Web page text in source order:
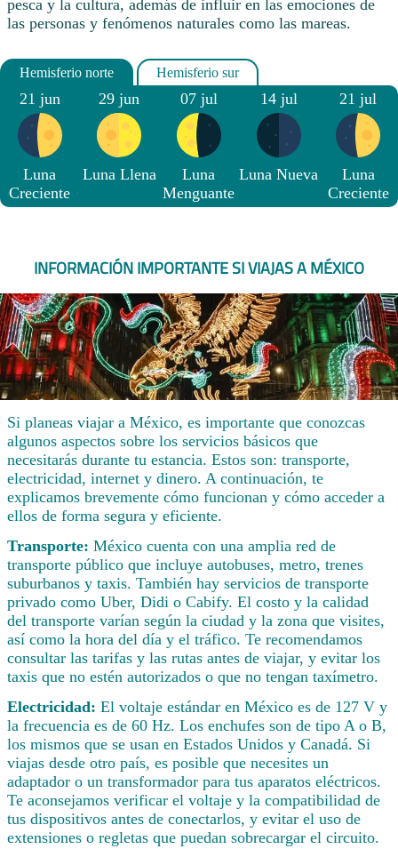
pesca y la cultura, además de influir en las emociones de
las personas y fenómenos naturales como las mareas.
21 jun
Luna
Creciente
29 jun
Luna Llena
07 jul
Luna
Menguante
14 jul
Luna Nueva
21 jul
Luna
Creciente
INFORMACIÓN IMPORTANTE SI VIAJAS A MÉXICO
Si planeas viajar a México, es importante que conozcas
algunos aspectos sobre los servicios básicos que
necesitarás durante tu estancia. Estos son: transporte,
electricidad, internet y dinero. A continuación, te
explicamos brevemente cómo funcionan y cómo acceder a
ellos de forma segura y eficiente.
Transporte: México cuenta con una amplia red de
transporte público que incluye autobuses, metro, trenes
suburbanos y taxis. También hay servicios de transporte
privado como Uber, Didi o Cabify. El costo y la calidad
del transporte varían según la ciudad y la zona que visites,
así como la hora del día y el tráfico. Te recomendamos
consultar las tarifas y las rutas antes de viajar, y evitar los
taxis que no estén autorizados o que no tengan taxímetro.
Electricidad: El voltaje estándar en México es de 127 V y
la frecuencia es de 60 Hz. Los enchufes son de tipo A o B,
los mismos que se usan en Estados Unidos y Canadá. Si
viajas desde otro país, es posible que necesites un
adaptador o un transformador para tus aparatos eléctricos.
Te aconsejamos verificar el voltaje y la compatibilidad de
tus dispositivos antes de conectarlos, y evitar el uso de
extensiones o regletas que puedan sobrecargar el circuito.